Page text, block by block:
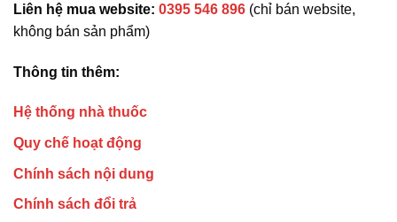
Liên hệ mua website: 0395 546 896 (chỉ bán website,
không bán sản phẩm)
Thông tin thêm:
Hệ thống nhà thuốc
Quy chế hoạt động
Chính sách nội dung
Chính sách đổi trả